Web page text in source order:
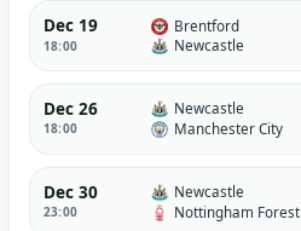
Dec 19
18:00
Brentford
Newcastle
Dec 26
18:00
Newcastle
Manchester City
Dec 30
23:00
Newcastle
Nottingham Forest